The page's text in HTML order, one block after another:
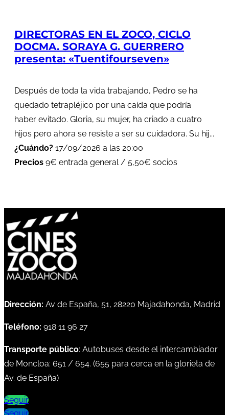
DIRECTORAS EN EL ZOCO, CICLO
DOCMA. SORAYA G. GUERRERO
presenta: «Tuentifourseven»
Después de toda la vida trabajando, Pedro se ha
quedado tetrapléjico por una caída que podría
haber evitado. Gloria, su mujer, ha criado a cuatro
hijos pero ahora se resiste a ser su cuidadora. Su hij...
¿Cuándo? 17/09/2026 a las 20:00
Precios 9€ entrada general / 5,50€ socios
Dirección: Av de España, 51, 28220 Majadahonda, Madrid
Teléfono: 918 11 96 27
Transporte público: Autobuses desde el intercambiador
de Moncloa: 651 / 654. (655 para cerca en la glorieta de
Av. de España)
Seguir
Seguir